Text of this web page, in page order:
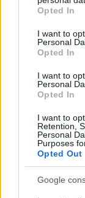
grant or deny
use your data
consent section.
Opted In
I want to
Personal
Opted In
I want to
Personal
Opted In
I want to
Retention,
Personal
Purposes
Opted Out
Google
A Kígyó
Címkék:budapest
Ajánlott